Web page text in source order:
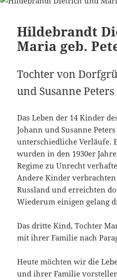
Hildebrandt
Maria geb.
Tochter von
und Susanne Peters
Das Leben der 14 Kinder
Johann und Susanne
unterschiedliche Verläufe.
wurden in den 1930er
Regime zu Unrecht
Andere Kinder
Russland und erreichten
Wiederum einigen gelang
Das dritte Kind, Tochter
mit ihrer Familie nach
Heute möchten wir die
und ihrer Familie